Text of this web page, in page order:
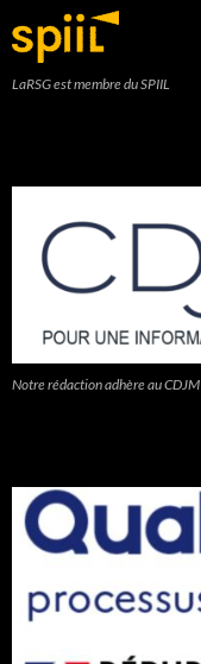
LaRSG est membre du SPIIL
Notre rédaction adhère au CDJM